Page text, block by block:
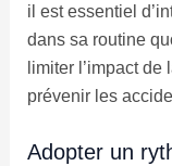
il est essentiel
dans sa routine
limiter l’impact
prévenir les
Adopter un